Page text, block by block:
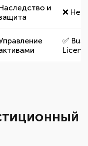
и
❌ Нет
✅